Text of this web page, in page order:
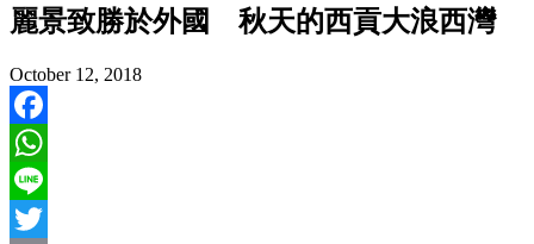
麗景致勝於外國 秋天的西貢大浪西灣
October 12, 2018
Facebook
WhatsApp
Line